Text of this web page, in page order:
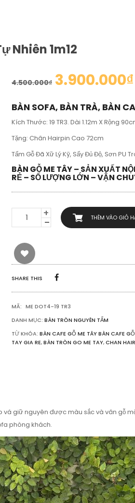
Nhiên 1m12
4.500.000₫ 3.900.000₫
BÀN SOFA, BÀN TRÀ, BÀN
Kích Thước: 19 TR3. Dài 1.12m X Rộng
Tặng: Chân Hairpin Cao 72cm
Tấm Gỗ Đã Xữ Lý Kỹ, Sấy Đủ Độ, Sơn PU
BÀN GỖ ME TÂY – SẢN XUẤT
RẺ – SỐ LƯỢNG LỚN – VẬN
TRÒN
GỖ
TÂY
NGUYÊN
TẤM
TỰ
NHIÊN
SỐ
LƯỢNG
THÊM VÀO GIỎ
SHARE THIS
MÃ: ME DOT4-19 TR3
DANH MỤC: BÀN TRÒN NGUYÊN TẤM
TỪ KHÓA: BÀN CAFE GỖ ME TÂY BÀN CAFE
TAY GIA RE,BÀN TRÒN GO ME TAY,CHAN
vá giữ nguyên được màu sắc và vân gỗ
phòng khách.